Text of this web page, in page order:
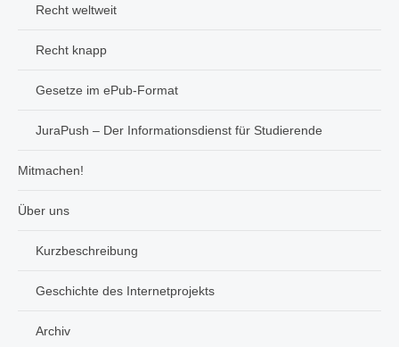
Recht weltweit
Recht knapp
Gesetze im ePub-Format
JuraPush – Der Informationsdienst für Studierende
Mitmachen!
Über uns
Kurzbeschreibung
Geschichte des Internetprojekts
Archiv